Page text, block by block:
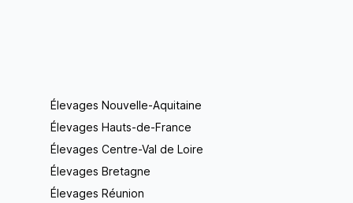
Élevages Nouvelle-Aquitaine
Élevages Hauts-de-France
Élevages Centre-Val de Loire
Élevages Bretagne
Élevages Réunion